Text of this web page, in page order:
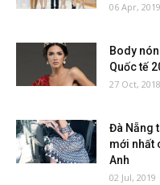
06 Apr, 2019
Body
Quốc tế
27 Oct, 2018
Đà Nẵng
mới nhất
Anh
02 Jul, 2019